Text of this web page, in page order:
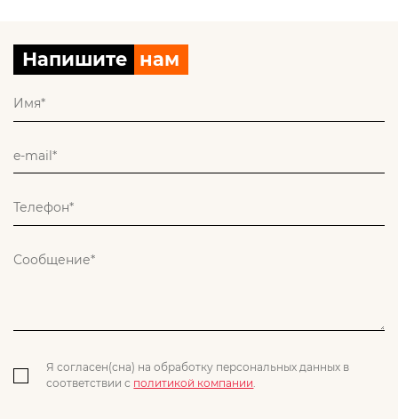
Напишите нам
Я согласен(сна) на обработку персональных данных в
соответствии с политикой компании.